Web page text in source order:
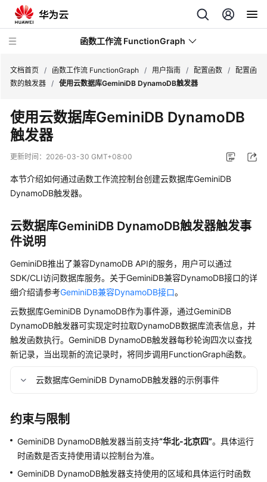
函数工作流 FunctionGraph
新
动
产
计
说
明
快
入
门
南
FunctionGraph
业
务
文档首页 / 函数工作流 FunctionGraph / 用户指南 / 配置函数 /
配置函
数的触发器 / 使用云数据库GeminiDB DynamoDB触发器
使用云数据库GeminiDB DynamoDB
触发器
更新时间： 2026-03-30 GMT+08:00
本节介绍如何通过函数工作流控制台创建云数据库GeminiDB
DynamoDB触发器。
云数据库GeminiDB DynamoDB触发器触发事
件说明
GeminiDB推出了兼容DynamoDB API的服务，用户可以通过
SDK/CLI访问数据库服务。关于GeminiDB兼容DynamoDB接口的详
细介绍请参考GeminiDB兼容DynamoDB接口。
云数据库GeminiDB DynamoDB作为事件源，通过GeminiDB
DynamoDB触发器可实现定时拉取DynamoDB数据库流表信息，并
触发函数执行。GeminiDB DynamoDB触发器每秒轮询四次以查找
新记录，当出现新的流记录时，将同步调用FunctionGraph函数。
云数据库GeminiDB DynamoDB触发器的示例事件
约束与限制
GeminiDB DynamoDB触发器当前支持“华北-北京四”。具体运行
时函数是否支持使用请以控制台为准。
GeminiDB DynamoDB触发器支持使用的区域和具体运行时函数